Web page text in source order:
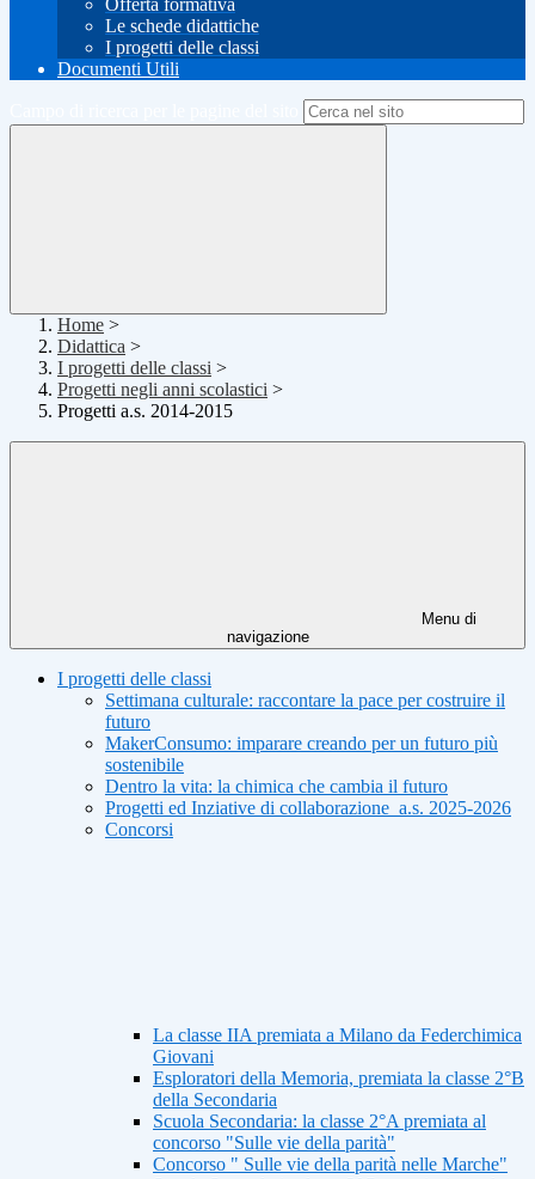
Offerta formativa
Le schede didattiche
I progetti delle classi
Documenti Utili
Home >
Didattica >
I progetti delle classi >
Progetti negli anni scolastici >
Progetti a.s. 2014-2015
Menu di
navigazione
I progetti delle classi
Settimana culturale: raccontare la pace per costruire il
futuro
MakerConsumo: imparare creando per un futuro più
sostenibile
Dentro la vita: la chimica che cambia il futuro
Progetti ed Inziative di collaborazione_a.s. 2025-2026
Concorsi
La classe IIA premiata a Milano da Federchimica
Giovani
Esploratori della Memoria, premiata la classe 2°B
della Secondaria
Scuola Secondaria: la classe 2°A premiata al
concorso "Sulle vie della parità"
Concorso " Sulle vie della parità nelle Marche"